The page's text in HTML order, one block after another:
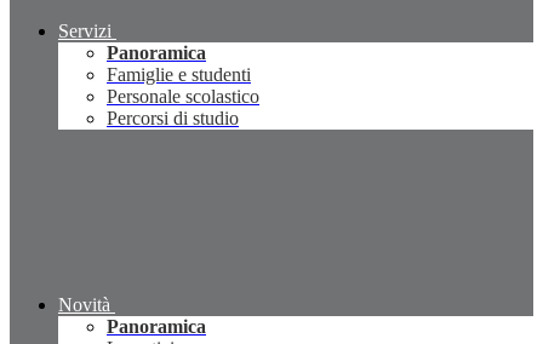
Servizi
Panoramica
Famiglie e studenti
Personale scolastico
Percorsi di studio
Novità
Panoramica